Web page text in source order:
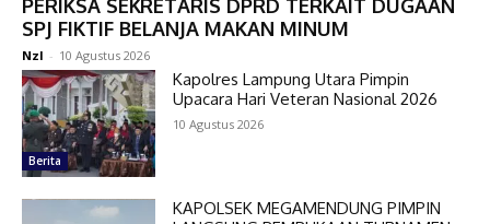
PERIKSA SEKRETARIS DPRD TERKAIT DUGAAN
SPJ FIKTIF BELANJA MAKAN MINUM
Nzl - 10 Agustus 2026
Berita
Kapolres Lampung Utara Pimpin
Upacara Hari Veteran Nasional 2026
10 Agustus 2026
KAPOLSEK MEGAMENDUNG PIMPIN